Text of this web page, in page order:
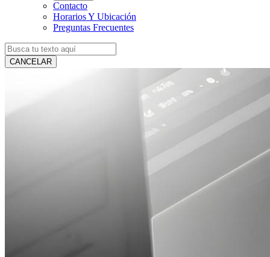
Contacto
Horarios Y Ubicación
Preguntas Frecuentes
CANCELAR